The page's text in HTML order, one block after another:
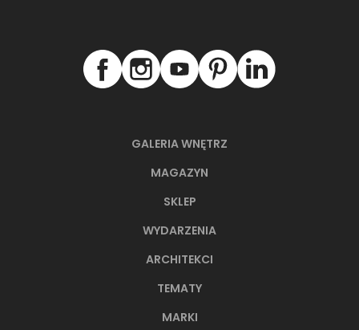
GALERIA WNĘTRZ
MAGAZYN
SKLEP
WYDARZENIA
ARCHITEKCI
TEMATY
MARKI